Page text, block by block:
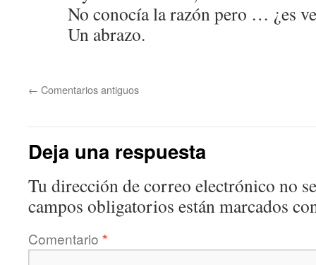
No conocía la razón pero … ¿es
Un abrazo.
← Comentarios antiguos
Deja una respuesta
Tu dirección de correo electrónico no
campos obligatorios están marcados
Comentario *